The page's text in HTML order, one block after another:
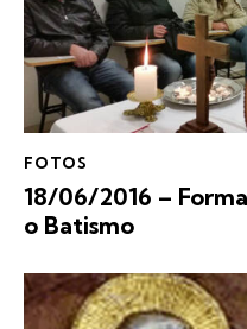
FOTOS
18/06/2016 –
o Batismo